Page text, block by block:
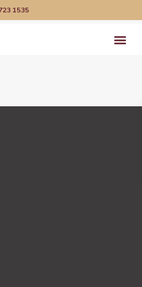
1535